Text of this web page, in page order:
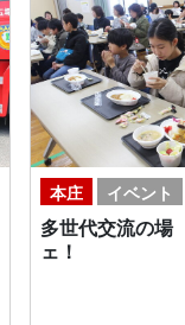
本庄 イベント
多世代交流の
ェ！